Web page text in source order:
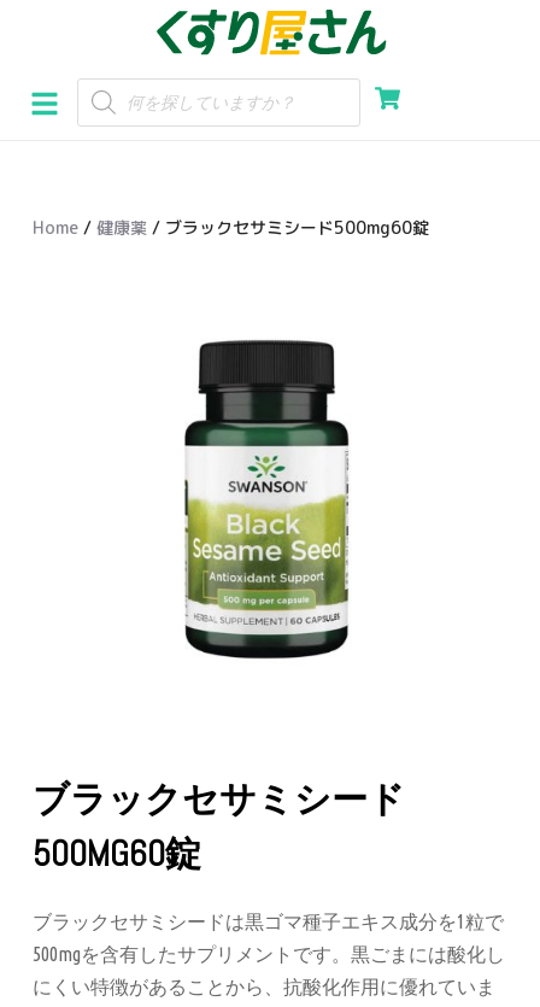
ン
テ
スHome / 健康薬 / ブラックセサミシード500mg60錠
ブラックセサミシード
500MG60錠
ブラックセサミシードは黒ゴマ種子エキス成分を1粒で
500mgを含有したサプリメントです。黒ごまには酸化し
にくい特徴があることから、抗酸化作用に優れていま